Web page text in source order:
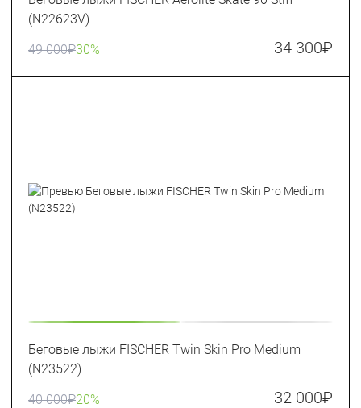
(N22623V)
49 000₽30% 34 300₽
Беговые лыжи FISCHER Twin Skin Pro Medium
(N23522)
40 000₽20% 32 000₽